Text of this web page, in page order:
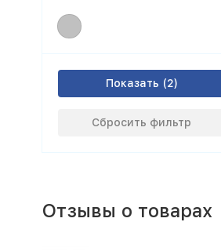
Показать
Сбросить фильтр
Отзывы о товарах